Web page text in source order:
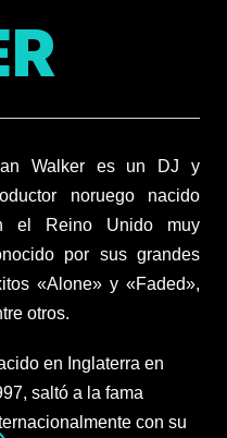
Walker es un DJ y
noruego nacido
el Reino Unido muy
por sus grandes
«Alone» y «Faded»,
otros.
en Inglaterra en
saltó a la fama
con su